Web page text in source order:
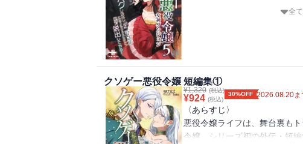
書籍版特典ＳＳ
クソゲー攻略中（小夜子視点）
次期女宰相の懊悩（マリアンヌ
ご挨拶（リリアーナ視点）
初デート（リリアーナ視点）
騎士科にはヴァンとケヴィン
喧嘩上等悪役令嬢は、王立学
ない！
〈著者からの一言〉
今回から楽しい学園編が始ま
授業イベントなんて起きるわ
・・・・・・の、はずが。
ダサジャージ小夜子の姿で、
た？！
パーティーメンバーは戦闘経
邪神の化身ユラだけ！
それ、なんてクソゲーだよっ！
全
クソゲー悪役令嬢 短編集①
¥1,320 (税込)
¥924 (税込)
30%OFF 2026.08.20
〈あらすじ〉
悪役令嬢ライフは、舞台裏も
令嬢、シリーズ初の外伝・短編